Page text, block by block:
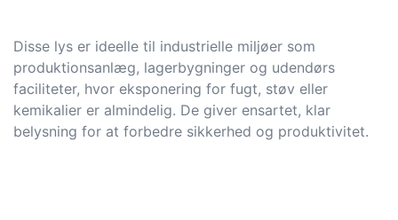
Disse lys er ideelle til industrielle miljøer som
produktionsanlæg, lagerbygninger og udendørs
faciliteter, hvor eksponering for fugt, støv eller
kemikalier er almindelig. De giver ensartet, klar
belysning for at forbedre sikkerhed og produktivitet.